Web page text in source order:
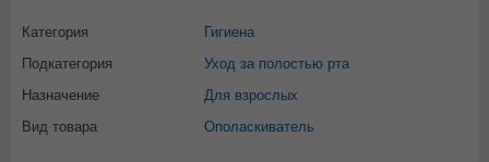
Категория
Гигиена
Подкатегория
Уход за полостью рта
Назначение
Для взрослых
Вид товара
Ополаскиватель